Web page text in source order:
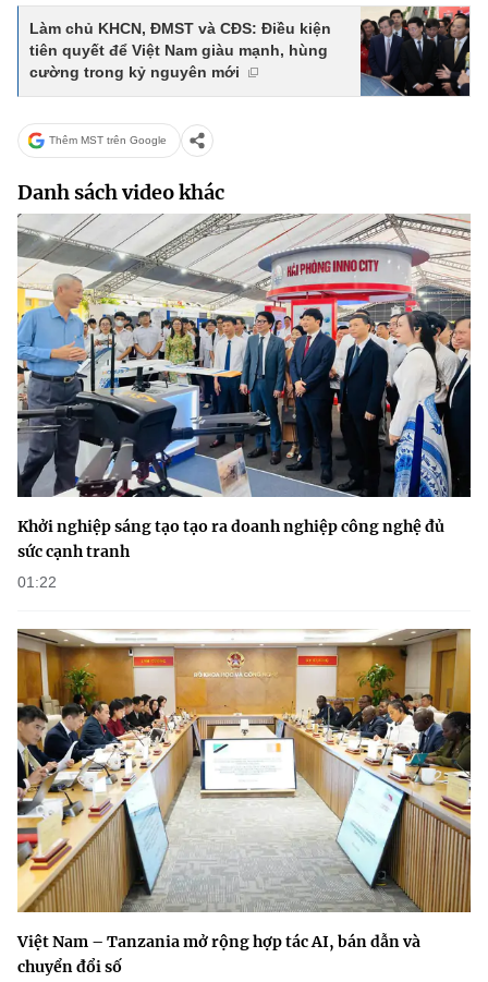
(Ghi rõ nguồn "https://mst.gov.vn" khi phát hành lại thông tin từ
website này)
Làm chủ KHCN, ĐMST và CĐS: Điều kiện
tiên quyết để Việt Nam giàu mạnh, hùng
cường trong kỷ nguyên mới
Thêm MST trên Google
Danh sách video khác
Khởi nghiệp sáng tạo tạo ra doanh nghiệp công nghệ đủ
sức cạnh tranh
01:22
Việt Nam – Tanzania mở rộng hợp tác AI, bán dẫn và
chuyển đổi số